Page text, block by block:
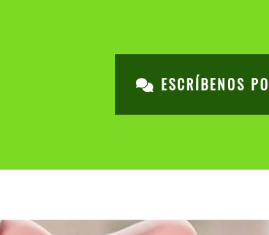
ESCRÍBENOS